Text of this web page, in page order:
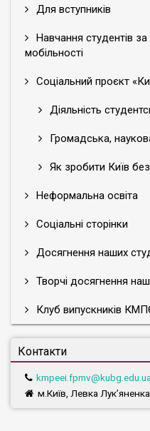
Для вступників
Навчання студентів
мобільності
Соціальний проєкт
Діяльність
Громадська,
Як зробити Київ
Неформальна освіта
Соціальні сторінки
Досягнення наших
Творчі досягнення
Клуб випускників
Контакти
kmpeei.fpmv@kubg.edu.ua
м.Київ, Левка